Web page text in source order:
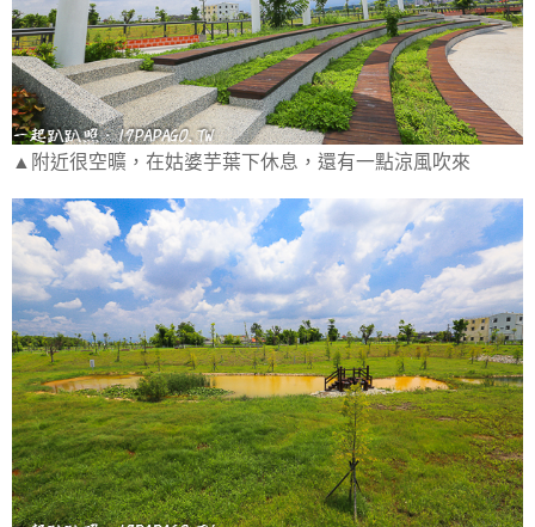
▲附近很空曠，在姑婆芋葉下休息，還有一點涼風吹來